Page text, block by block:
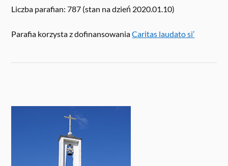
Liczba parafian: 787 (stan na dzień 2020.01.10)
Parafia korzysta z dofinansowaniaCaritas laudato si’